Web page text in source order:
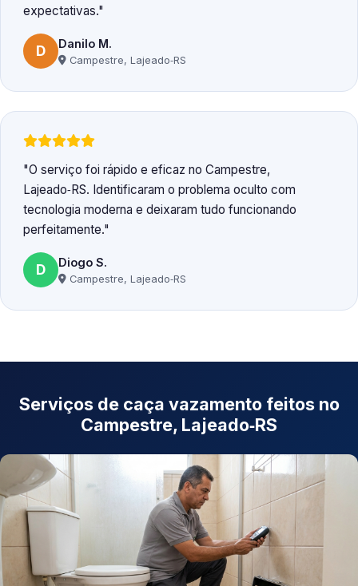
expectativas.
D Danilo M.
Campestre, Lajeado‑RS
O serviço foi rápido e eficaz no Campestre,
Lajeado‑RS. Identificaram o problema oculto com
tecnologia moderna e deixaram tudo funcionando
perfeitamente.
D Diogo S.
Campestre, Lajeado‑RS
Serviços de caça vazamento feitos no
Campestre, Lajeado‑RS